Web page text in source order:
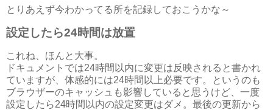
とりあえず今わかってる所を記録しておこうかな～
設定したら24時間は放置
これね、ほんと大事。
ドキュメントでは24時間以内に変更は反映されると書かれ
ていますが、体感的には24時間以上必要です。というのも
ブラウザーのキャッシュも影響していると思うけど、一度
設定したら24時間以内の設定変更はダメ。最後の更新から